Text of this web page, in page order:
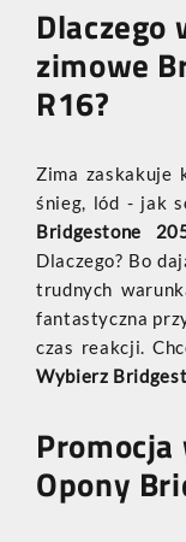
zimowe
R16?
Zima zaskakuje
śnieg, lód - jak
Bridgestone
Dlaczego? Bo
trudnych
fantastyczna
czas reakcji.
Wybierz
Opony